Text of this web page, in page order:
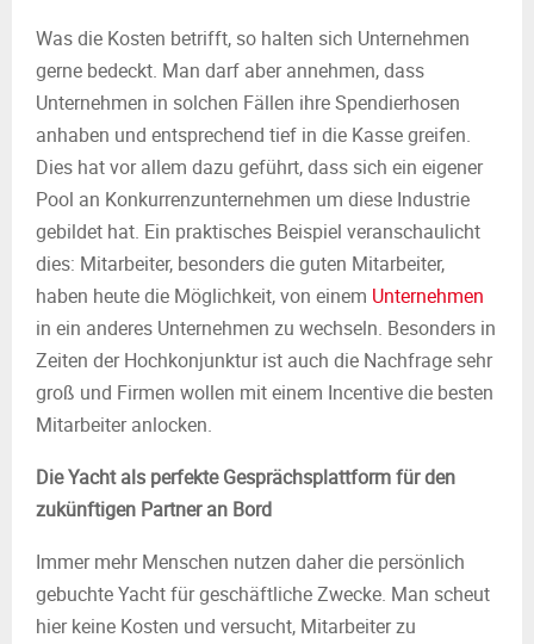
Was die Kosten betrifft, so halten sich Unternehmen
gerne bedeckt. Man darf aber annehmen, dass
Unternehmen in solchen Fällen ihre Spendierhosen
anhaben und entsprechend tief in die Kasse greifen.
Dies hat vor allem dazu geführt, dass sich ein eigener
Pool an Konkurrenzunternehmen um diese Industrie
gebildet hat. Ein praktisches Beispiel veranschaulicht
dies: Mitarbeiter, besonders die guten Mitarbeiter,
haben heute die Möglichkeit, von einem Unternehmen
in ein anderes Unternehmen zu wechseln. Besonders in
Zeiten der Hochkonjunktur ist auch die Nachfrage sehr
groß und Firmen wollen mit einem Incentive die besten
Mitarbeiter anlocken.
Die Yacht als perfekte Gesprächsplattform für den
zukünftigen Partner an Bord
Immer mehr Menschen nutzen daher die persönlich
gebuchte Yacht für geschäftliche Zwecke. Man scheut
hier keine Kosten und versucht, Mitarbeiter zu